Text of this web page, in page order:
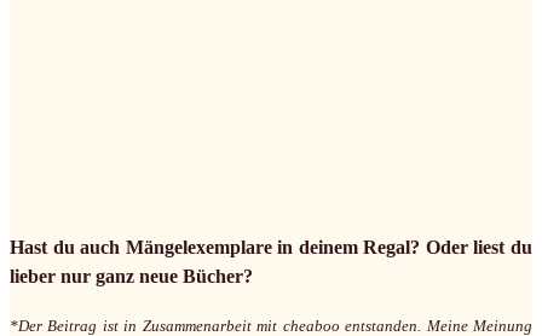
Hast du auch Mängelexemplare in deinem Regal? Oder liest du
lieber nur ganz neue Bücher?
*Der Beitrag ist in Zusammenarbeit mit cheaboo entstanden. Meine Meinung